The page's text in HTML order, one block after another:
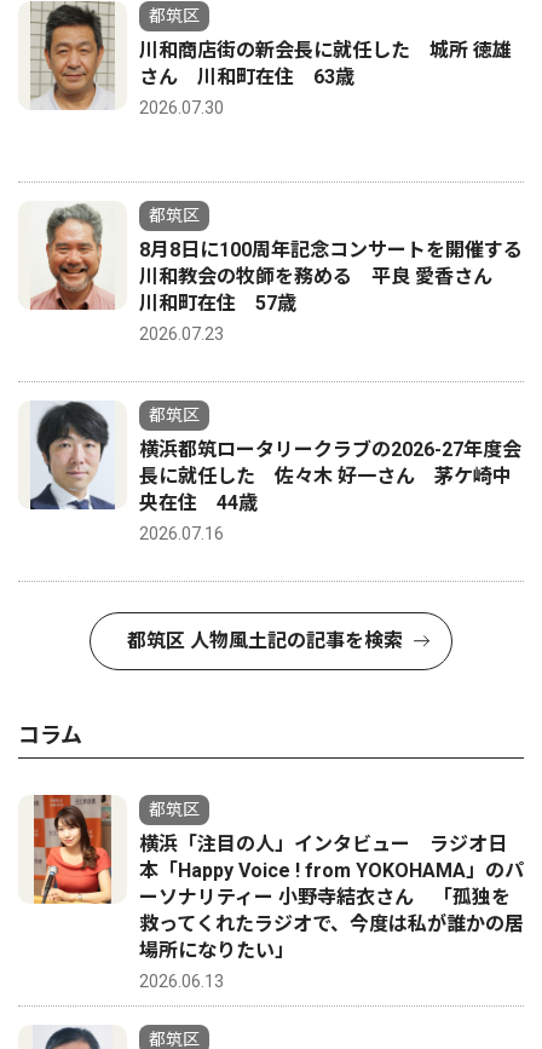
都筑区
川和商店街の新会長に就任した 城所 徳雄
さん 川和町在住 63歳
2026.07.30
都筑区
8月8日に100周年記念コンサートを開催する
川和教会の牧師を務める 平良 愛香さん
川和町在住 57歳
2026.07.23
都筑区
横浜都筑ロータリークラブの2026-27年度会
長に就任した 佐々木 好一さん 茅ケ崎中
央在住 44歳
2026.07.16
都筑区 人物風土記の記事を検索
コラム
都筑区
横浜「注目の人」インタビュー ラジオ日
本「Happy Voice ! from YOKOHAMA」のパ
ーソナリティー 小野寺結衣さん 「孤独を
救ってくれたラジオで、今度は私が誰かの居
場所になりたい」
2026.06.13
都筑区